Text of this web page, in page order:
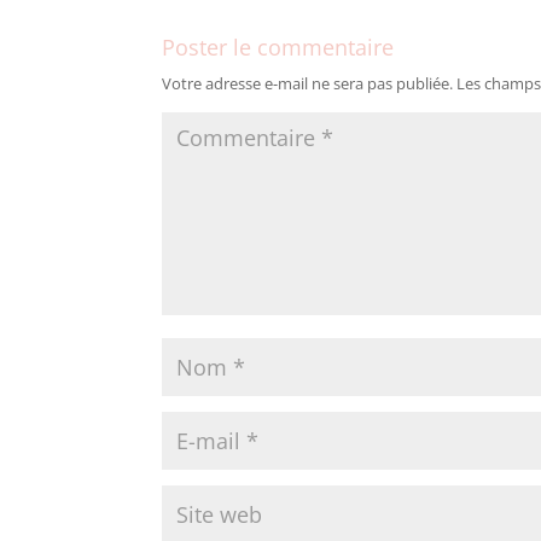
Poster le commentaire
Votre adresse e-mail ne sera pas publiée. Les